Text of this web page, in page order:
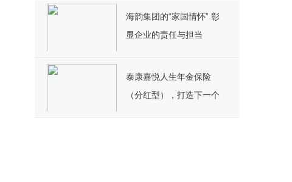
海韵集团的“家国情怀” 彰
显企业的责任与担当
泰康嘉悦人生年金保险
（分红型），打造下一个